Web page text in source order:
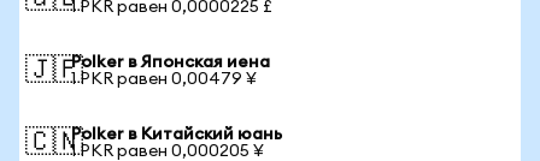
1 PKR равен 0,0000225 £
🇯🇵Polker в Японская иена
1 PKR равен 0,00479 ¥
🇨🇳Polker в Китайский юань
1 PKR равен 0,000205 ¥